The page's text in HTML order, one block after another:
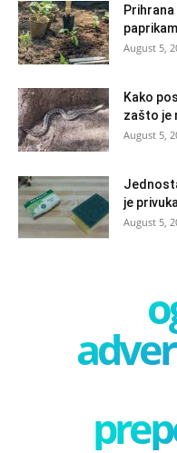
August 5,
Kako
zašto je
August 5,
je
August 5,